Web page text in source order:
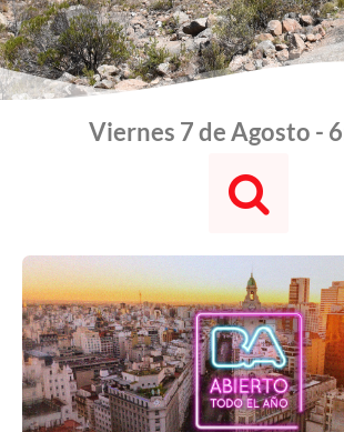
Viernes 7 de Agosto -